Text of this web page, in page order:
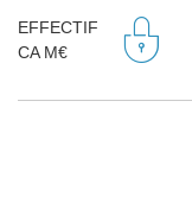
EFFECTIF
CA M€